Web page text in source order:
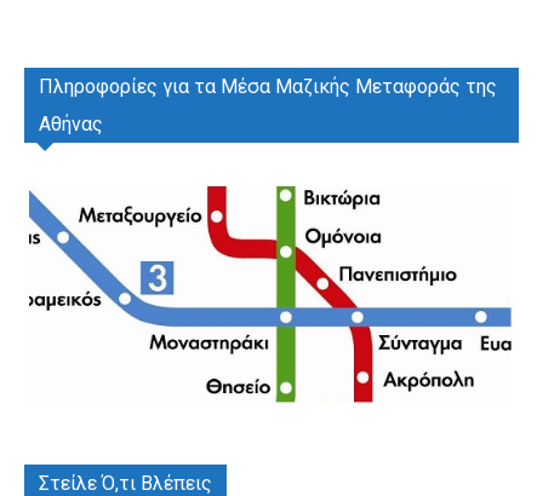
Πληροφορίες για τα Μέσα Μαζικής Μεταφοράς της
Αθήνας
Στείλε Ό,τι Βλέπεις